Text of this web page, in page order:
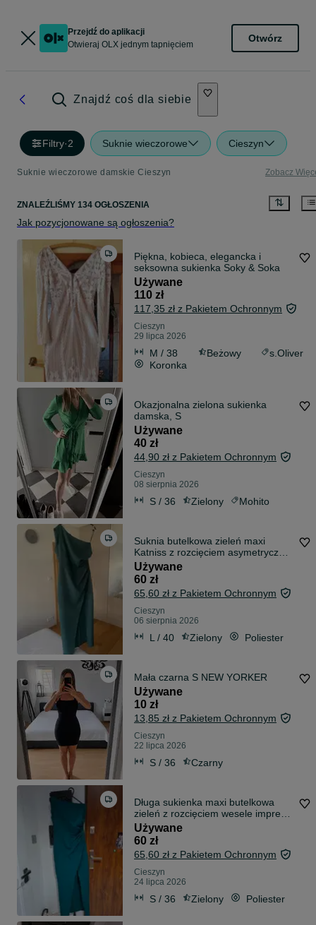
Przejdź do aplikacji
Otwieraj OLX jednym tapnięciem
Otwórz
Znajdź coś dla siebie
Filtry·2 Suknie wieczorowe Cieszyn
Suknie wieczorowe damskie Cieszyn Zobacz
ZNALEŹLIŚMY 134 OGŁOSZENIA
Jak pozycjonowane są ogłoszenia?
Piękna, kobieca, elegancka i
seksowna sukienka Soky & Soka
Używane
110 zł
117,35 zł z Pakietem Ochronnym
Cieszyn
29 lipca 2026
M / 38 Beżowy
s.Oliver
Koronka
Okazjonalna zielona sukienka
damska, S
Używane
40 zł
44,90 zł z Pakietem Ochronnym
Cieszyn
08 sierpnia 2026
S / 36 Zielony Mohito
Suknia butelkowa zieleń maxi
Katniss z rozcięciem asymetryczny
dekolt
Używane
60 zł
65,60 zł z Pakietem Ochronnym
Cieszyn
06 sierpnia 2026
L / 40 Zielony Poliester
Mała czarna S NEW YORKER
Używane
10 zł
13,85 zł z Pakietem Ochronnym
Cieszyn
22 lipca 2026
S / 36 Czarny
Długa sukienka maxi butelkowa
zieleń z rozcięciem wesele impreza
uroczystość Katniss
Używane
60 zł
65,60 zł z Pakietem Ochronnym
Cieszyn
24 lipca 2026
S / 36 Zielony Poliester